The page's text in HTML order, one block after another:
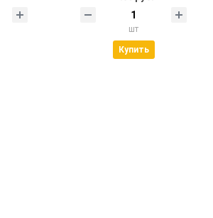
шт
Купить